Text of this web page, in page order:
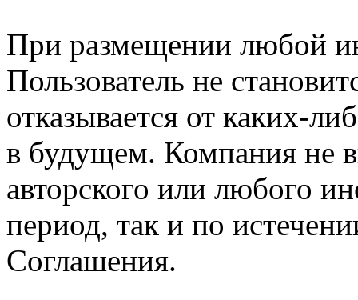
При размещении любой
Пользователь не
отказывается от каких-
в будущем. Компания не
авторского или любого
период, так и по
Соглашения.